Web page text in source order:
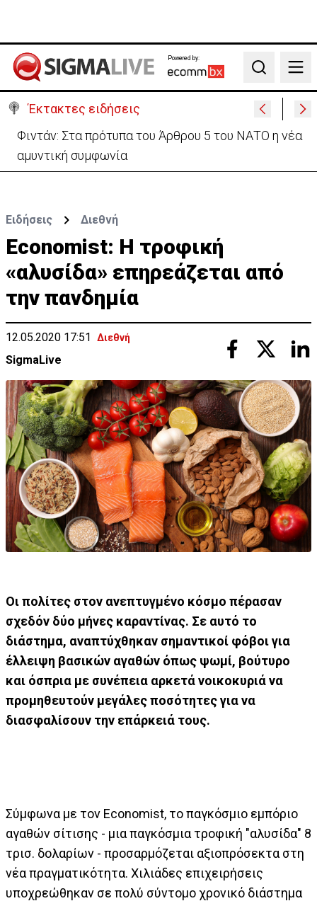
Powered by:
Search
Έκτακτες ειδήσεις
Συντριβή ελικοπτέρου σε βουνοπλαγιά στο Ρίο ντε
Τζανέιρο - 4 νεκροί (BINTEO)
Ειδήσεις Διεθνή
Economist: Η τροφική
«αλυσίδα» επηρεάζεται από
την πανδημία
12.05.2020 17:51 Διεθνή
SigmaLive
Οι πολίτες στον ανεπτυγμένο κόσμο πέρασαν
σχεδόν δύο μήνες καραντίνας. Σε αυτό το
διάστημα, αναπτύχθηκαν σημαντικοί φόβοι για
έλλειψη βασικών αγαθών όπως ψωμί, βούτυρο
και όσπρια με συνέπεια αρκετά νοικοκυριά να
προμηθευτούν μεγάλες ποσότητες για να
διασφαλίσουν την επάρκειά τους.
Σύμφωνα με τον Economist, το παγκόσμιο εμπόριο
αγαθών σίτισης - μια παγκόσμια τροφική "αλυσίδα" 8
τρισ. δολαρίων - προσαρμόζεται αξιοπρόσεκτα στη
νέα πραγματικότητα. Χιλιάδες επιχειρήσεις
υποχρεώθηκαν σε πολύ σύντομο χρονικό διάστημα